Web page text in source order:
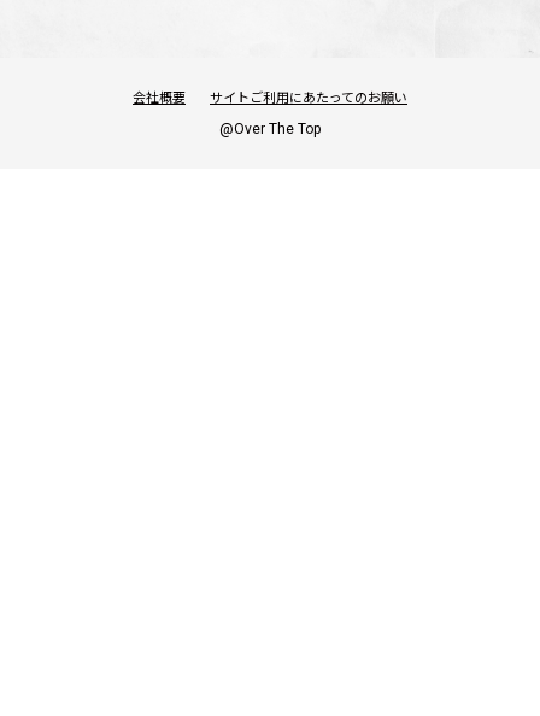
会社概要 サイトご利用にあたってのお願い
@Over The Top